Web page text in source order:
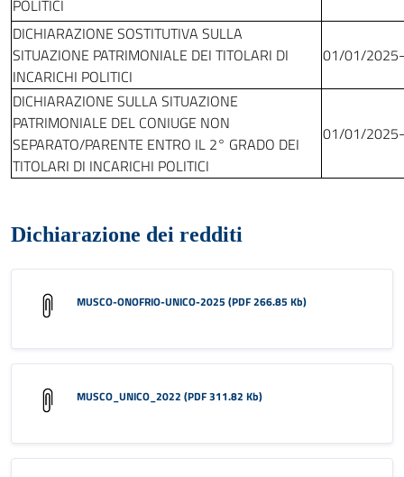
POLITICI
DICHIARAZIONE SOSTITUTIVA SULLA
SITUAZIONE PATRIMONIALE DEI TITOLARI DI
INCARICHI POLITICI
01/01/
DICHIARAZIONE SULLA SITUAZIONE
PATRIMONIALE DEL CONIUGE NON
SEPARATO/PARENTE ENTRO IL 2° GRADO DEI
TITOLARI DI INCARICHI POLITICI
01/01/
Dichiarazione dei redditi
MUSCO-ONOFRIO-UNICO-2025 (PDF 266.85 Kb)
MUSCO_UNICO_2022 (PDF 311.82 Kb)